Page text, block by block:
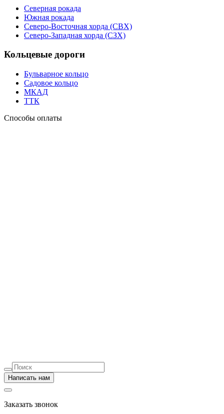
Северная рокада
Южная рокада
Северо-Восточная хорда (СВХ)
Северо-Западная хорда (СЗХ)
Кольцевые дороги
Бульварное кольцо
Садовое кольцо
МКАД
ТТК
Способы оплаты
Написать нам
Заказать звонок